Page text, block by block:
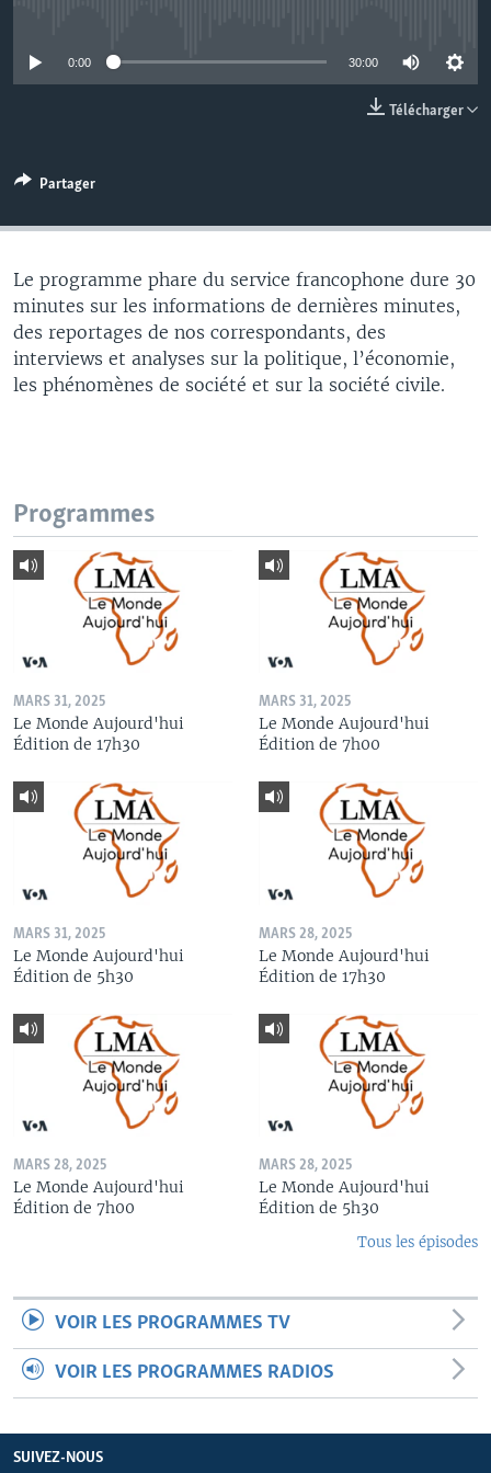
0:00 30:00
Télécharger
Partager
Le programme phare du service francophone dure 30
minutes sur les informations de dernières minutes,
des reportages de nos correspondants, des
interviews et analyses sur la politique, l’économie,
les phénomènes de société et sur la société civile.
Programmes
MARS 31, 2025
Le Monde Aujourd'hui
Édition de 17h30
MARS 31, 2025
Le Monde Aujourd'hui
Édition de 7h00
MARS 31, 2025
Le Monde Aujourd'hui
Édition de 5h30
MARS 28, 2025
Le Monde Aujourd'hui
Édition de 17h30
MARS 28, 2025
Le Monde Aujourd'hui
Édition de 7h00
MARS 28, 2025
Le Monde Aujourd'hui
Édition de 5h30
Tous les épisodes
VOIR LES PROGRAMMES TV
VOIR LES PROGRAMMES RADIOS
SUIVEZ-NOUS